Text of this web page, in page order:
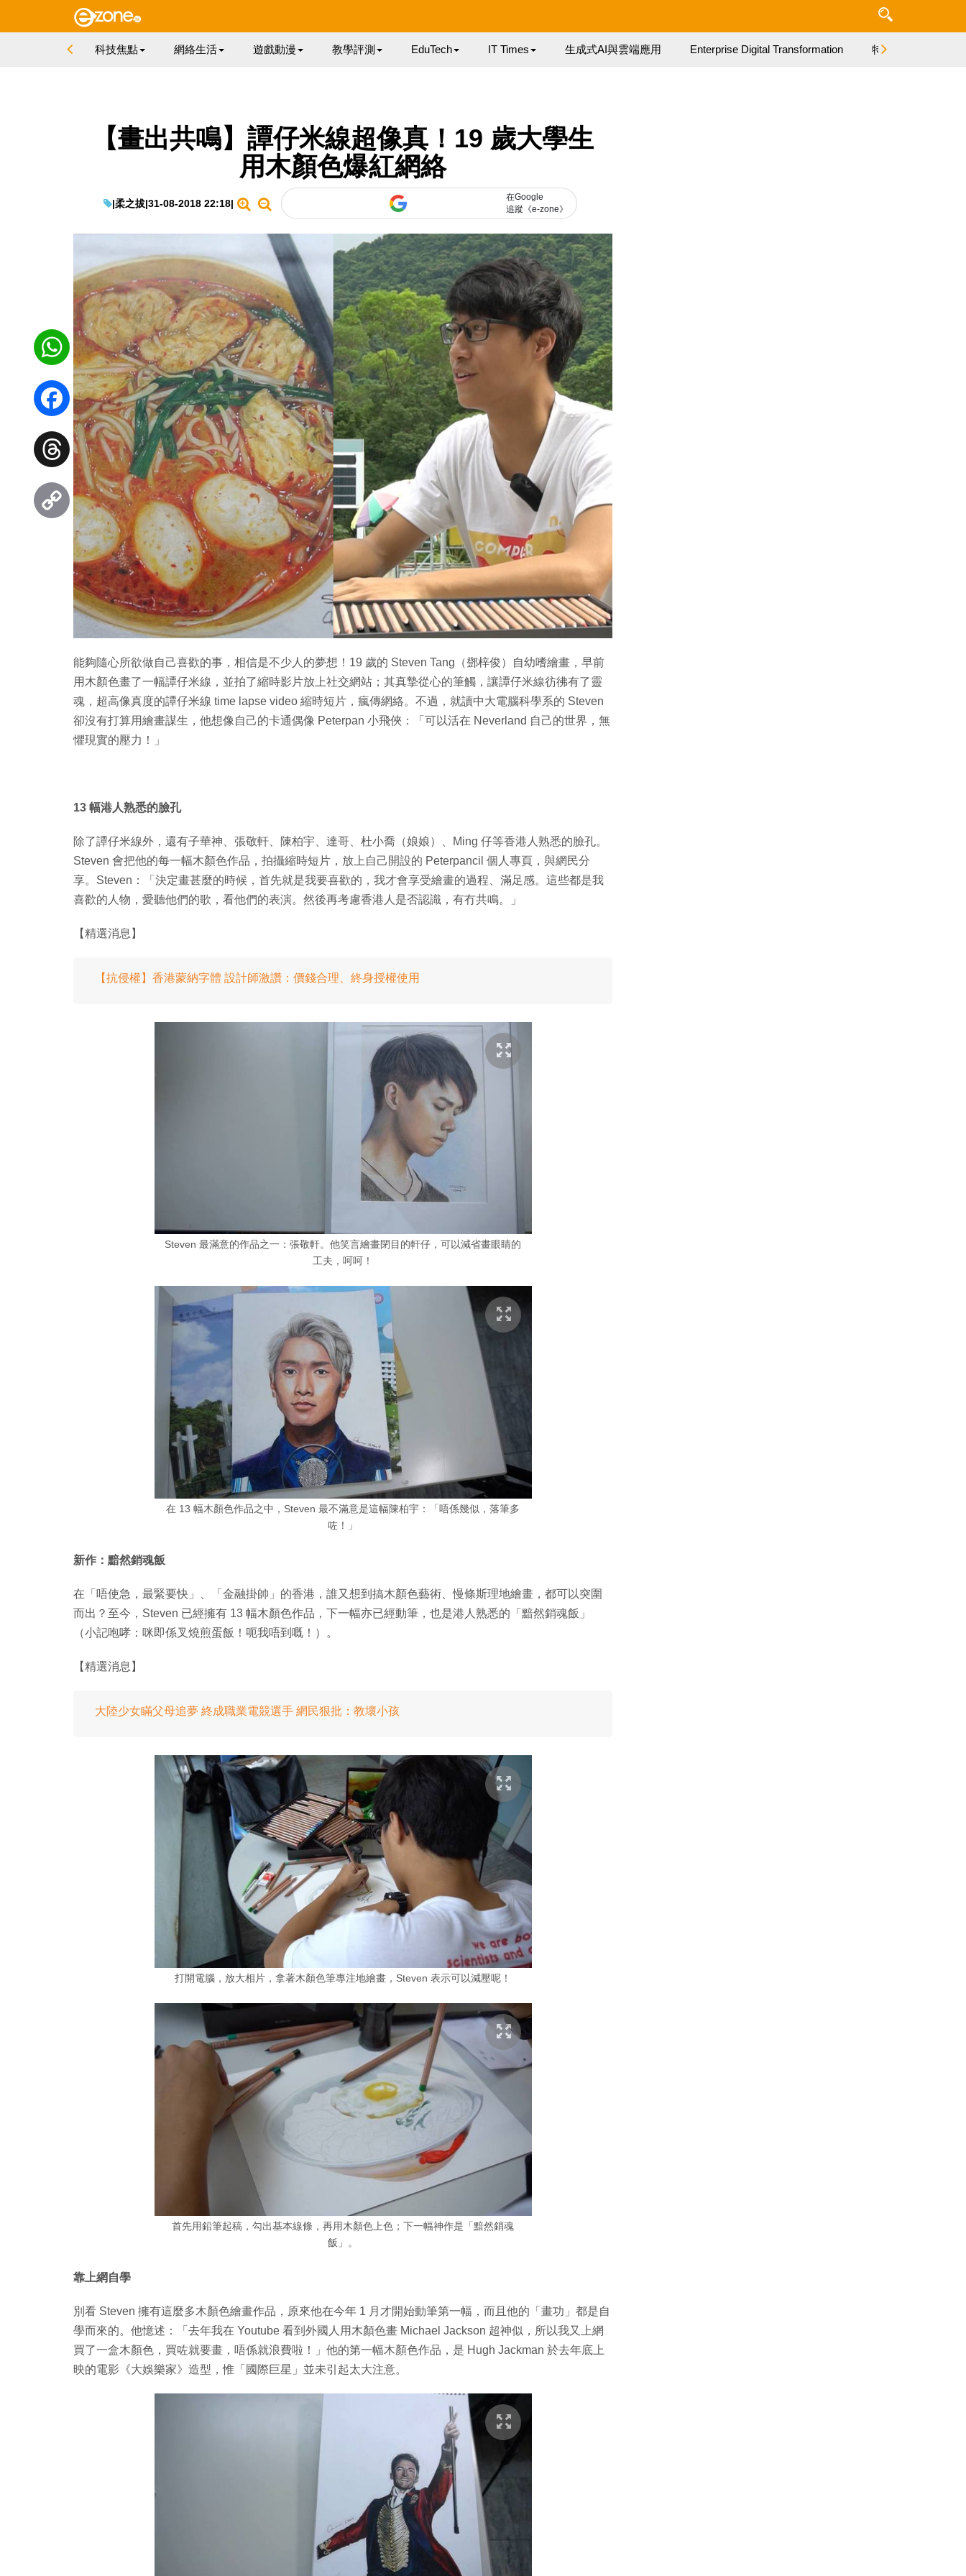
科技焦點 網絡生活 遊戲動漫 教學評測 EduTech IT Times 生成式AI與雲端應用 Enterprise Digital Transformation 特集
【畫出共鳴】譚仔米線超像真！19 歲大學生
用木顏色爆紅網絡
|柔之拔|31-08-2018 22:18|
在Google
追蹤《e-zone》
能夠隨心所欲做自己喜歡的事，相信是不少人的夢想！19 歲的 Steven Tang（鄧梓俊）自幼嗜繪畫，早前
用木顏色畫了一幅譚仔米線，並拍了縮時影片放上社交網站；其真摯從心的筆觸，讓譚仔米線彷彿有了靈
魂，超高像真度的譚仔米線 time lapse video 縮時短片，瘋傳網絡。不過，就讀中大電腦科學系的 Steven
卻沒有打算用繪畫謀生，他想像自己的卡通偶像 Peterpan 小飛俠：「可以活在 Neverland 自己的世界，無
懼現實的壓力！」
13 幅港人熟悉的臉孔
除了譚仔米線外，還有子華神、張敬軒、陳柏宇、達哥、杜小喬（娘娘）、Ming 仔等香港人熟悉的臉孔。
Steven 會把他的每一幅木顏色作品，拍攝縮時短片，放上自己開設的 Peterpancil 個人專頁，與網民分
享。Steven：「決定畫甚麼的時候，首先就是我要喜歡的，我才會享受繪畫的過程、滿足感。這些都是我
喜歡的人物，愛聽他們的歌，看他們的表演。然後再考慮香港人是否認識，有冇共鳴。」
【精選消息】
【抗侵權】香港蒙納字體 設計師激讚：價錢合理、終身授權使用
Steven 最滿意的作品之一：張敬軒。他笑言繪畫閉目的軒仔，可以減省畫眼睛的
工夫，呵呵！
在 13 幅木顏色作品之中，Steven 最不滿意是這幅陳柏宇：「唔係幾似，落筆多
咗！」
新作：黯然銷魂飯
在「唔使急，最緊要快」、「金融掛帥」的香港，誰又想到搞木顏色藝術、慢條斯理地繪畫，都可以突圍
而出？至今，Steven 已經擁有 13 幅木顏色作品，下一幅亦已經動筆，也是港人熟悉的「黯然銷魂飯」
（小記咆哮：咪即係叉燒煎蛋飯！呃我唔到嘅！）。
【精選消息】
大陸少女瞞父母追夢 終成職業電競選手 網民狠批：教壞小孩
打開電腦，放大相片，拿著木顏色筆專注地繪畫，Steven 表示可以減壓呢！
首先用鉛筆起稿，勾出基本線條，再用木顏色上色；下一幅神作是「黯然銷魂
飯」。
靠上網自學
別看 Steven 擁有這麼多木顏色繪畫作品，原來他在今年 1 月才開始動筆第一幅，而且他的「畫功」都是自
學而來的。他憶述：「去年我在 Youtube 看到外國人用木顏色畫 Michael Jackson 超神似，所以我又上網
買了一盒木顏色，買咗就要畫，唔係就浪費啦！」他的第一幅木顏色作品，是 Hugh Jackman 於去年底上
映的電影《大娛樂家》造型，惟「國際巨星」並未引起太大注意。
WhatsApp
Facebook
Threads
Copy
Link